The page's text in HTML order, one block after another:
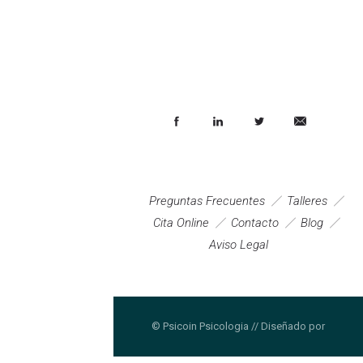
Preguntas Frecuentes
Talleres
Cita Online
Contacto
Blog
Aviso Legal
© Psicoin Psicologia // Diseñado por